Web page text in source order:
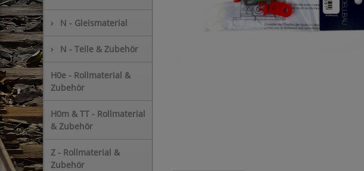
› N - Gleismaterial
› N - Teile & Zubehör
H0e - Rollmaterial &
Zubehör
H0m & TT - Rollmaterial
& Zubehör
Z - Rollmaterial &
Zubehör